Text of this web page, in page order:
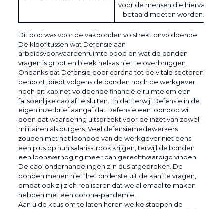
voor de mensen die hiervan
betaald moeten worden.
Dit bod was voor de vakbonden volstrekt onvoldoende.
De kloof tussen wat Defensie aan
arbeidsvoorwaardenruimte bood en wat de bonden
vragen is groot en bleek helaas niet te overbruggen.
Ondanks dat Defensie door corona tot de vitale sectoren
behoort, biedt volgens de bonden noch de werkgever
noch dit kabinet voldoende financiële ruimte om een
fatsoenlijke cao af te sluiten. En dat terwijl Defensie in de
eigen inzetbrief aangaf dat Defensie een loonbod wil
doen dat waardering uitspreekt voor de inzet van zowel
militairen als burgers. Veel defensiemedewerkers
zouden met het loonbod van de werkgever niet eens
een plus op hun salarisstrook krijgen, terwijl de bonden
een loonsverhoging meer dan gerechtvaardigd vinden.
De cao-onderhandelingen zijn dus afgebroken. De
bonden menen niet ‘het onderste uit de kan’ te vragen,
omdat ook zij zich realiseren dat we allemaal te maken
hebben met een corona-pandemie.
Aan u de keus om te laten horen welke stappen de